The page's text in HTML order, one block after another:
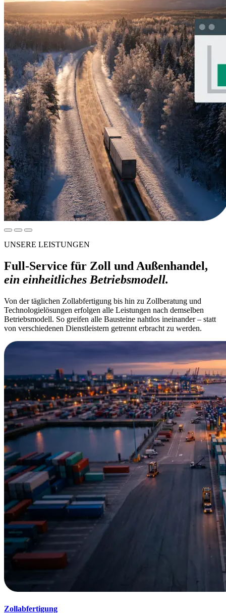
UNSERE LEISTUNGEN
Full-Service für Zoll und Außenhandel,
ein einheitliches Betriebsmodell.
Von der täglichen Zollabfertigung bis hin zu Zollberatung und
Technologielösungen erfolgen alle Leistungen nach demselben
Betriebsmodell. So greifen alle Bausteine nahtlos ineinander – statt
von verschiedenen Dienstleistern getrennt erbracht zu werden.
Zollabfertigung